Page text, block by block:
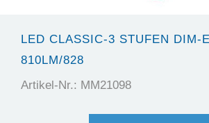
LED CLASSIC-3 STUFEN DIM-
810LM/828
Artikel-Nr.: MM21098